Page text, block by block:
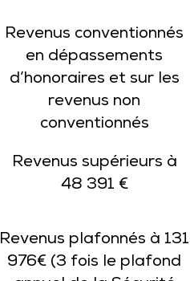
Revenus conventionnés
en dépassements
d’honoraires et sur les
revenus non
conventionnés
Revenus supérieurs à
48 391 €
Revenus plafonnés à 131
976€ (3 fois le plafond